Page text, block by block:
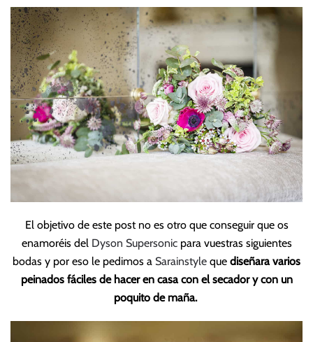
El objetivo de este post no es otro que conseguir que os
enamoréis del Dyson Supersonicpara vuestras siguientes
bodas y por eso le pedimos a Sarainstyle que diseñara varios
peinados fáciles de hacer en casa con el secador y con un
poquito de maña.